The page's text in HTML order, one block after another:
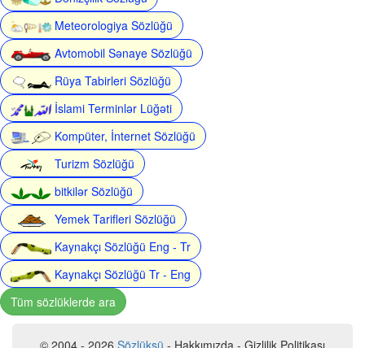
Meteorologiya Sözlüğü
Avtomobil Sənaye Sözlüğü
Rüya Tabirleri Sözlüğü
İslami Terminlər Lüğəti
Kompüter, İnternet Sözlüğü
Turizm Sözlüğü
bitkilər Sözlüğü
Yemek Tarifleri Sözlüğü
Kaynakçı Sözlüğü Eng - Tr
Kaynakçı Sözlüğü Tr - Eng
Tüm sözlüklerde ara
© 2004 - 2026 Sözlüksü - Hakkımızda - Gizlilik Politikası